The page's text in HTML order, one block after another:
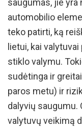
automobilio
teko patirti, ką
lietui, kai
stiklo valymu.
sudėtinga ir
paros metu) ir
dalyvių
valytuvų veikimą